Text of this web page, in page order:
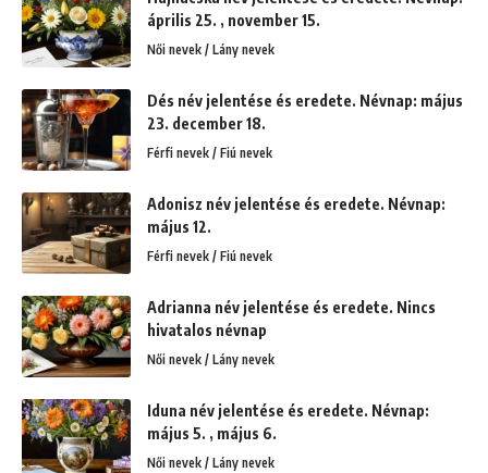
április 25. , november 15.
Női nevek / Lány nevek
Dés név jelentése és eredete. Névnap: május
23. december 18.
Férfi nevek / Fiú nevek
Adonisz név jelentése és eredete. Névnap:
május 12.
Férfi nevek / Fiú nevek
Adrianna név jelentése és eredete. Nincs
hivatalos névnap
Női nevek / Lány nevek
Iduna név jelentése és eredete. Névnap:
május 5. , május 6.
Női nevek / Lány nevek